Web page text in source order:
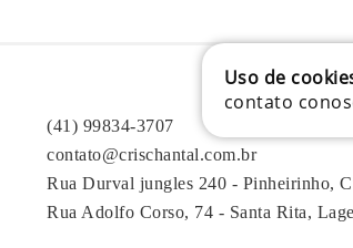
(41) 99834-3707
contato@crischantal.com.br
Rua Durval jungles 240 - Pinheirinho,
Rua Adolfo Corso, 74 - Santa Rita,
Uso de
contato